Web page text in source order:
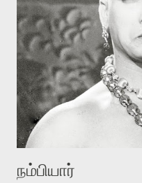
நம்பியார்